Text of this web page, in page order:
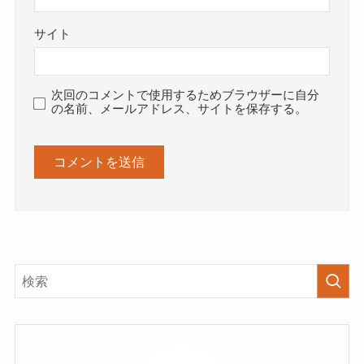
サイト
次回のコメントで使用するためブラウザーに自分
の名前、メールアドレス、サイトを保存する。